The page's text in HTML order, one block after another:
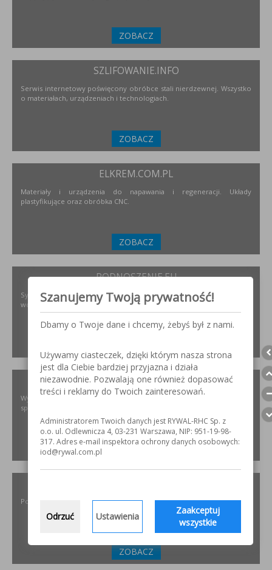
ZOBACZ
SZLIFOWANIE.INFO
Serwis internetowy poświęcony obróbce stali nierdzewnej. Wszystko
o materiałach, urządzeniach i technologiach.
ZOBACZ
ELKREM.COM.PL
Materiały i urządzenia do napawania i regeneracji. Układy
plastyfikujące oraz obróbka CNC.
ZOBACZ
PODNOSZENIE.EU
Systemy transportu bliskiego, żurawie, żurawików, suwnice,
wciągników oraz wiele innych.
XIRIS.PL
Wysoce wyspecjalizowane kamery spawalnicze do badania jakości
spoin spawalniczych
ZOBACZ
Polski producent materiałów ściernych dla przemysłu
ZOBACZ
Szanujemy Twoją prywatność!
Dbamy o Twoje dane i chcemy, żebyś był z nami.
Używamy ciasteczek, dzięki którym nasza strona
jest dla Ciebie bardziej przyjazna i działa
niezawodnie. Pozwalają one również dopasować
treści i reklamy do Twoich zainteresowań.
Administratorem Twoich danych jest RYWAL-RHC Sp. z
o.o. ul. Odlewnicza 4, 03-231 Warszawa, NIP: 951-19-98-
317. Adres e-mail inspektora ochrony danych osobowych:
iod@rywal.com.pl
Odrzuć Ustawienia
Zaakceptuj
wszystkie